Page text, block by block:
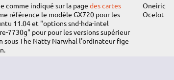
comme indiqué sur la page des cartes
référence le modèle GX720 pour les
11.04 et "options snd-hda-intel
7730g" pour pour les versions supérieur
sous The Natty Narwhal l'ordinateur fige
Oneiric
Ocelot